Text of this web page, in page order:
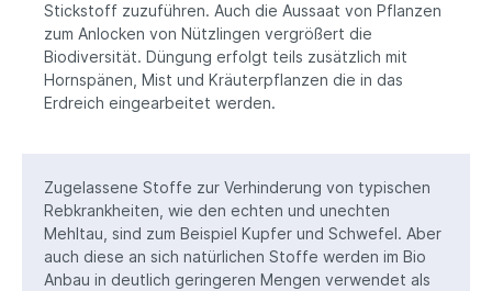
Stickstoff zuzuführen. Auch die Aussaat von Pflanzen
zum Anlocken von Nützlingen vergrößert die
Biodiversität. Düngung erfolgt teils zusätzlich mit
Hornspänen, Mist und Kräuterpflanzen die in das
Erdreich eingearbeitet werden.
Zugelassene Stoffe zur Verhinderung von typischen
Rebkrankheiten, wie den echten und unechten
Mehltau, sind zum Beispiel Kupfer und Schwefel. Aber
auch diese an sich natürlichen Stoffe werden im Bio
Anbau in deutlich geringeren Mengen verwendet als